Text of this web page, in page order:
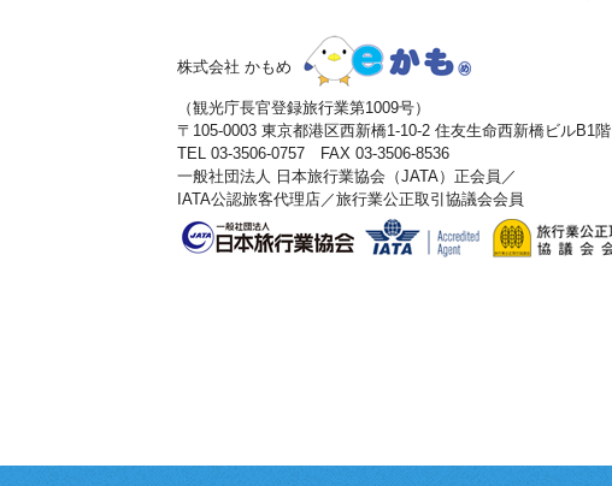
株式会社 かもめ
（観光庁長官登録旅行業第1009号）
〒105-0003 東京都港区西新橋1-10-2 住友生命西新橋ビルB1階
TEL 03-3506-0757 FAX 03-3506-8536
一般社団法人 日本旅行業協会（JATA）正会員／
IATA公認旅客代理店／旅行業公正取引協議会会員